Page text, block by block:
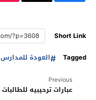
Short Link
Tagged
العودة للمدارس
Previous
عبارات ترحيبيه للطالبات